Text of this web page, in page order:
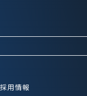
採用情報